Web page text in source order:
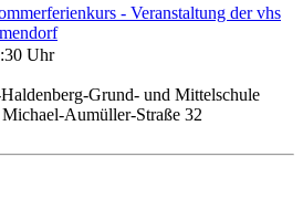
- Veranstaltung der vhs
Uhr
Grund- und Mittelschule
Aumüller-Straße 32